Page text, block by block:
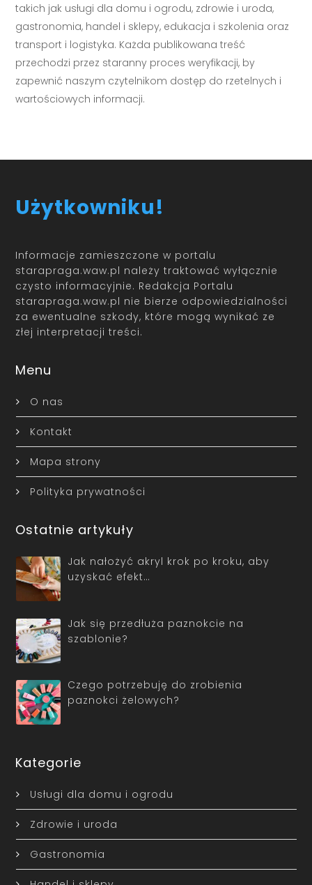
takich jak usługi dla domu i ogrodu, zdrowie i uroda,
gastronomia, handel i sklepy, edukacja i szkolenia oraz
transport i logistyka. Każda publikowana treść
przechodzi przez staranny proces weryfikacji, by
zapewnić naszym czytelnikom dostęp do rzetelnych i
wartościowych informacji.
Użytkowniku!
Informacje zamieszczone w portalu
starapraga.waw.pl należy traktować wyłącznie
czysto informacyjnie. Redakcja Portalu
starapraga.waw.pl nie bierze odpowiedzialności
za ewentualne szkody, które mogą wynikać ze
złej interpretacji treści.
Menu
O nas
Kontakt
Mapa strony
Polityka prywatności
Ostatnie artykuły
Jak nałożyć akryl krok po kroku, aby
uzyskać efekt…
Jak się przedłuża paznokcie na
szablonie?
Czego potrzebuję do zrobienia
paznokci żelowych?
Kategorie
Usługi dla domu i ogrodu
Zdrowie i uroda
Gastronomia